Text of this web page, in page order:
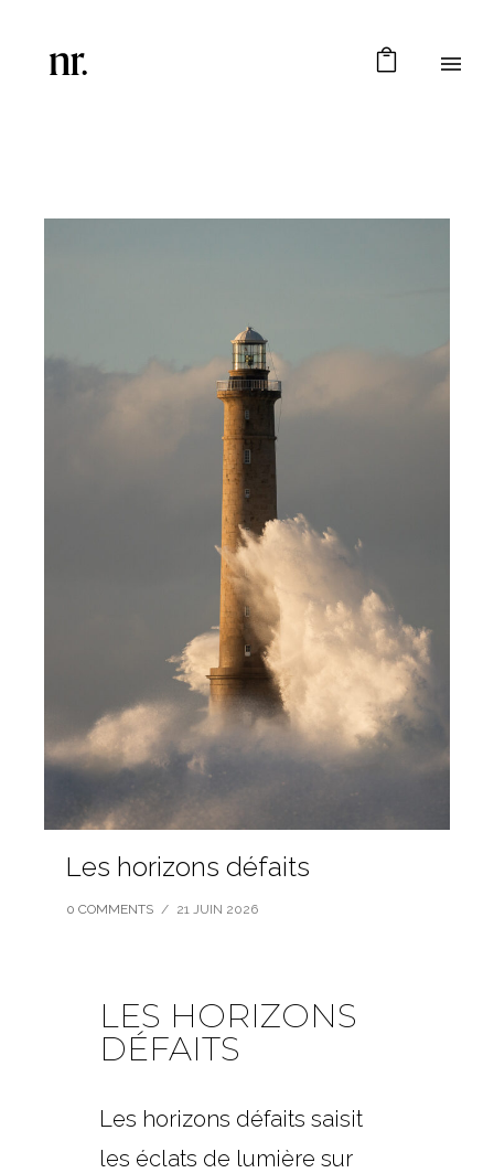
Les horizons défaits
0 COMMENTS / 21 JUIN 2026
LES HORIZONS
DÉFAITS
Les horizons défaits saisit
les éclats de lumière sur